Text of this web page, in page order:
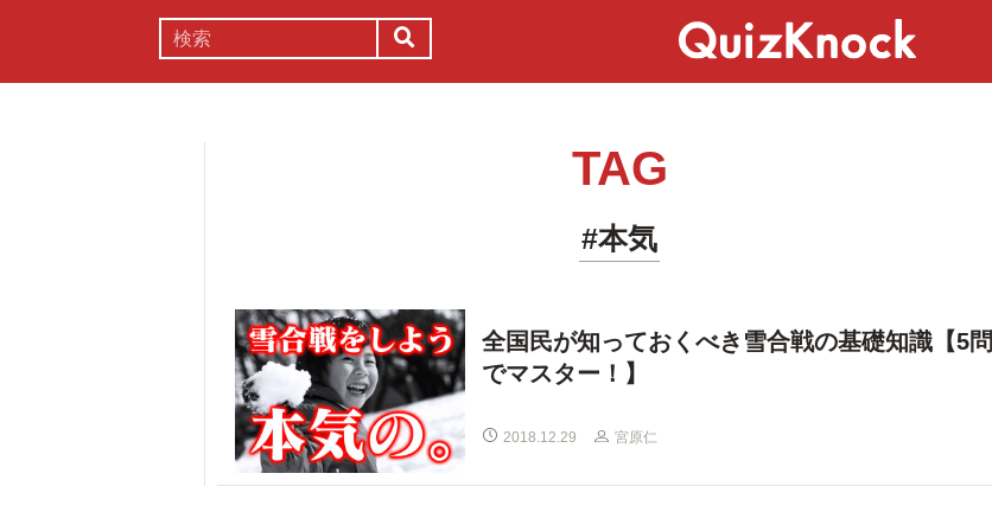
TAG
#本気
全国民が知っておくべき雪合戦の基礎知識【5問
でマスター！】
2018.12.29 宮原仁